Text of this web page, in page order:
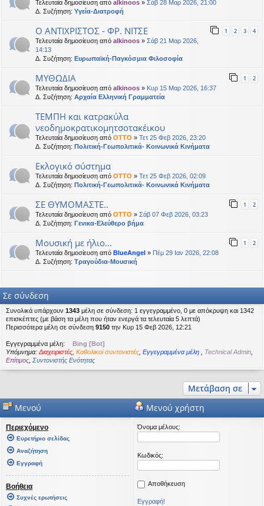
Τελευταία δημοσίευση από alkinoos » Σάβ 28 Μαρ 2026, 21:00
Δ. Συζήτηση: Υγεία-Διατροφή
Ο ΑΝΤΙΧΡΙΣΤΟΣ - ΦΡ. ΝΙΤΣΕ 1 2 3 4
Τελευταία δημοσίευση από alkinoos » Σάβ 21 Μαρ 2026,
14:13
Δ. Συζήτηση: Ευρωπαϊκή-Παγκόσμια Φιλοσοφία
ΜΥΘΩΔΙΑ 1 2
Τελευταία δημοσίευση από alkinoos » Κυρ 15 Μαρ 2026, 16:37
Δ. Συζήτηση: Αρχαία Ελληνική Γραμματεία
ΤΕΜΠΗ και κατρακύλα
νεοδημοκρατικομητσοτακέικου
Τελευταία δημοσίευση από OTTO » Τετ 25 Φεβ 2026, 23:20
Δ. Συζήτηση: Πολιτική-Γεωπολιτικά- Κοινωνικά Κινήματα
Εκλογικό σύστημα
Τελευταία δημοσίευση από OTTO » Τετ 25 Φεβ 2026, 02:09
Δ. Συζήτηση: Πολιτική-Γεωπολιτικά- Κοινωνικά Κινήματα
ΣΕ ΘΥΜΟΜΑΣΤΕ.. 1 2
Τελευταία δημοσίευση από OTTO » Σάβ 07 Φεβ 2026, 03:23
Δ. Συζήτηση: Γενικα-Ελεύθερο βήμα
Μουσική με ήλιο... 1 2
Τελευταία δημοσίευση από BlueAngel » Πέμ 29 Ιαν 2026, 22:08
Δ. Συζήτηση: Τραγούδια-Μουσική
Σε σύνδεση
Συνολικά υπάρχουν 1343 μέλη σε σύνδεση: 1 εγγεγραμμένο, 0 με απόκρυψη και 1342
επισκέπτες (με βάση τα μέλη που ήταν ενεργά τα τελευταία 5 λεπτά)
Περισσότερα μέλη σε σύνδεση 9150 την Κυρ 15 Φεβ 2026, 12:21
Εγγεγραμμένα μέλη:
Bing [Bot]
Υπόμνημα: Διαχειριστές Καθολικοί συντονιστές Εγγεγραμμένα μέλη Technical Admin
Επίτιμος Συντονιστής Ενότητας
Μετάβαση σε
Μενού
Περιεχόμενο
Ευρετήριο σελίδας
Αναζήτηση
Εγγραφή
Βοήθεια
Συχνές ερωτήσεις
Μενού χρήστη
Όνομα μέλους:
Κωδικός:
Αποθήκευση
Εγγραφή!